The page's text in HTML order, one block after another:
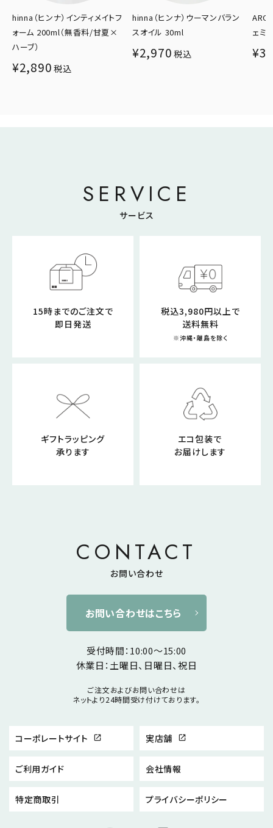
hinna（ヒンナ）ウーマンバラン
スオイル 30ml
¥2,970
AROMEDICA（アロメディカ）フ
ェミノール 100ml
¥3,960 税込
リズ
¥
SERVICE
サービス
15時までのご注文で
即日発送
税込3,980円以上で
送料無料
※沖縄・離島を除く
ギフトラッピング
承ります
エコ包装で
お届けします
CONTACT
お問い合わせ
お問い合わせはこちら
受付時間：10:00～15:00
休業日：土曜日、日曜日、祝日
ご注文およびお問い合わせは
ネットより24時間受け付けております。
コーポレートサイト open_in_new 実店舗 open_in_new
ご利用ガイド 会社情報
特定商取引 プライバシーポリシー